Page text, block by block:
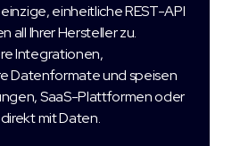
einheitliche REST-API
all Ihrer Hersteller zu.
Integrationen,
Datenformate und speisen
SaaS-Plattformen oder
mit Daten.